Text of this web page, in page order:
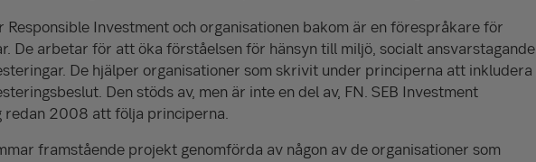
Responsible Investment och organisationen bakom är en förespråkare för
De arbetar för att öka förståelsen för hänsyn till miljö, socialt ansvarstagande
De hjälper organisationer som skrivit under principerna att inkludera
Den stöds av, men är inte en del av, FN. SEB Investment
redan 2008 att följa principerna.
framstående projekt genomförda av någon av de organisationer som